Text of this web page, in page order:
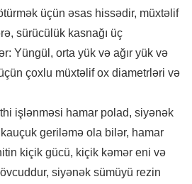
üçün əsas hissədir, müxtəlif
sürücülük kasnağı üç
: Yüngül, orta yük və ağır yük və
çoxlu müxtəlif ox diametrləri və
işlənməsi hamar polad, siyənək
geriləmə ola bilər, hamar
kiçik gücü, kiçik kəmər eni və
siyənək sümüyü rezin